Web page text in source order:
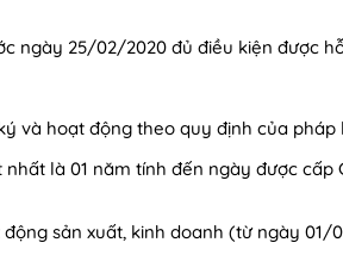
ngày 25/02/2020 đủ điều kiện được
và hoạt động theo quy định của pháp
là 01 năm tính đến ngày được
sản xuất, kinh doanh (từ ngày 01/